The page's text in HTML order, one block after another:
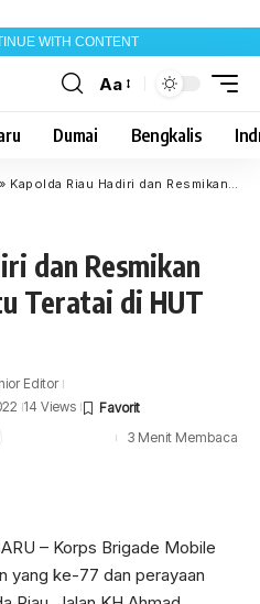
WITH CONTENT
Font
Aa
Dumai Bengkalis
» Kapolda Riau Hadiri dan Resmikan Rumah Yatim Piatu Teratai di HUT Brimob Ke-77
dan Resmikan
Teratai di HUT
Editor
14 Views
3 Menit Membaca
– Korps Brigade Mobile
yang ke-77 dan perayaan